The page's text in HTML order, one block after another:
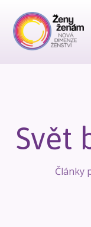
Svět
Články